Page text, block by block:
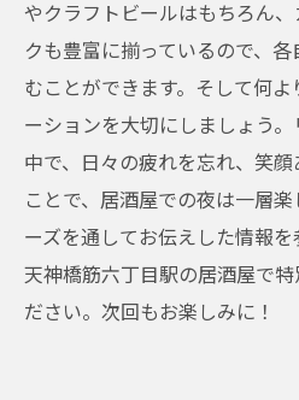
やクラフトビールはもちろん
クも豊富に揃っているので、
むことができます。そして何
ーションを大切にしましょう
中で、日々の疲れを忘れ、笑
ことで、居酒屋での夜は一層
ーズを通してお伝えした情報
天神橋筋六丁目駅の居酒屋で
ださい。次回もお楽しみに！